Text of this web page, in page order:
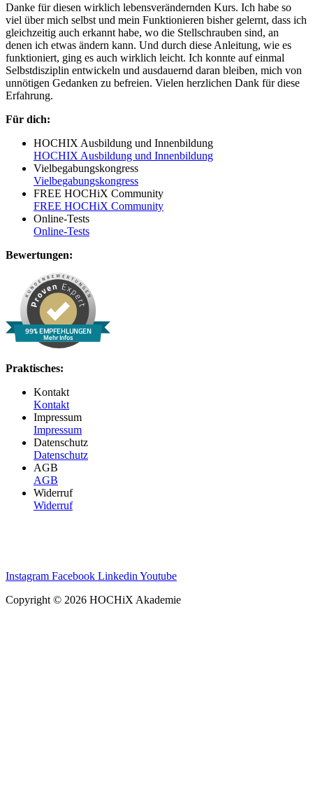
Danke für diesen wirklich lebensverändernden Kurs. Ich habe so
viel über mich selbst und mein Funktionieren bisher gelernt, dass ich
gleichzeitig auch erkannt habe, wo die Stellschrauben sind, an
denen ich etwas ändern kann. Und durch diese Anleitung, wie es
funktioniert, ging es auch wirklich leicht. Ich konnte auf einmal
Selbstdisziplin entwickeln und ausdauernd daran bleiben, mich von
unnötigen Gedanken zu befreien. Vielen herzlichen Dank für diese
Erfahrung.
Für dich:
HOCHIX Ausbildung und Innenbildung
HOCHIX Ausbildung und Innenbildung
Vielbegabungskongress
Vielbegabungskongress
FREE HOCHiX Community
FREE HOCHiX Community
Online-Tests
Online-Tests
Bewertungen:
99% EMPFEHLUNGEN
Mehr Infos
Praktisches:
Kontakt
Kontakt
Impressum
Impressum
Datenschutz
Datenschutz
AGB
AGB
Widerruf
Widerruf
Instagram Facebook Linkedin Youtube
Copyright © 2026 HOCHiX Akademie